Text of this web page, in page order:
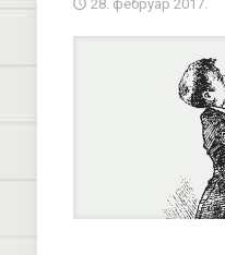
28. фебруар 2017.